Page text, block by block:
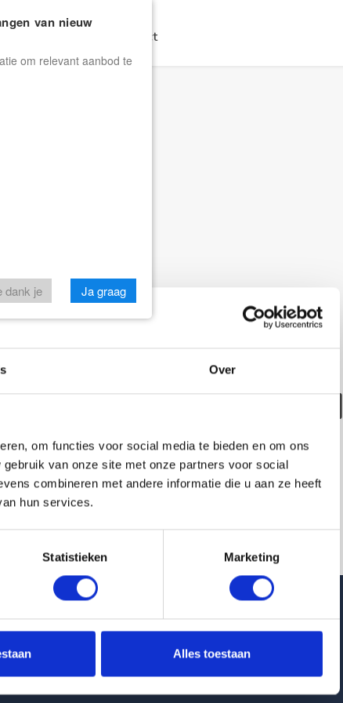
Over
om functies voor social media te bieden en om ons
van onze site met onze partners voor social
combineren met andere informatie die u aan ze heeft
hun services.
Statistieken Marketing
Alles toestaan
Contact
verwijderd
Reviews
van nieuw
om relevant aanbod te
dank je Ja graag